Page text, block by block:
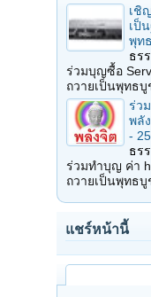
เชิ
เป็
พุท
ธร
ร่วมบุญซื้อ
ถวายเป็นพุทธ
ร่ว
พลั
-
ธร
ร่วมทำบุญ ค่า
ถวายเป็นพุทธ
แชร์หน้านี้